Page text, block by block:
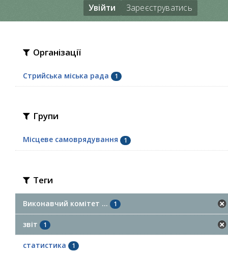
Увійти Зареєструватись
Організації
Стрийська міська рада 1
Групи
Місцеве самоврядування 1
Теги
Виконавчий комітет ... 1
звіт 1
статистика 1